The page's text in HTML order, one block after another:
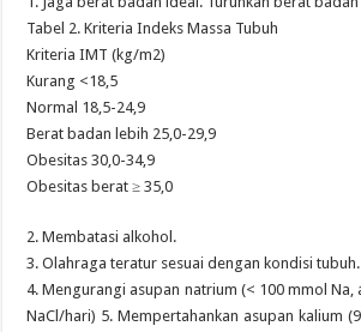
Tabel 2. Kriteria Indeks Massa Tubuh
Kriteria IMT (kg/m2)
Kurang <18,5
Normal 18,5-24,9
Berat badan lebih 25,0-29,9
Obesitas 30,0-34,9
Obesitas berat ≥ 35,0
2. Membatasi alkohol.
3. Olahraga teratur sesuai dengan kondisi tubuh.
4. Mengurangi asupan natrium (< 100 mmol Na,
NaCl/hari) 5. Mempertahankan asupan kalium